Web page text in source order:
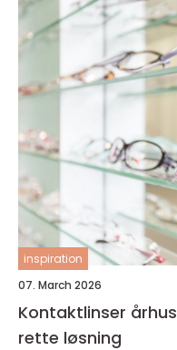
inspiration
07. March 2026
Kontaktlinser århus sådan finder du den
rette løsning